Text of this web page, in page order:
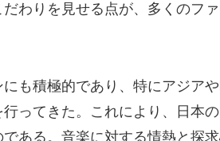
わりを見せる点が、多くのフ
も積極的であり、特にアジア
ってきた。これにより、日本の
ある。音楽に対する情熱と探